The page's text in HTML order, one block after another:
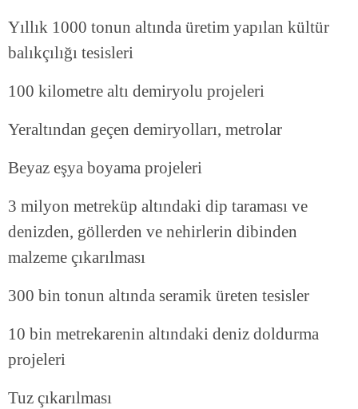
Yıllık 1000 tonun altında üretim yapılan kültür
balıkçılığı tesisleri
100 kilometre altı demiryolu projeleri
Yeraltından geçen demiryolları, metrolar
Beyaz eşya boyama projeleri
3 milyon metreküp altındaki dip taraması ve
denizden, göllerden ve nehirlerin dibinden
malzeme çıkarılması
300 bin tonun altında seramik üreten tesisler
10 bin metrekarenin altındaki deniz doldurma
projeleri
Tuz çıkarılması